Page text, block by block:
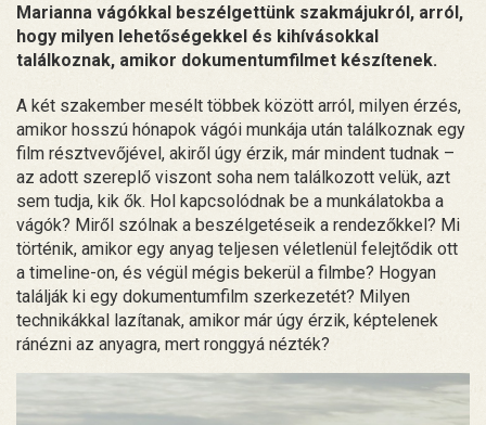
Marianna vágókkal beszélgettünk szakmájukról, arról,
hogy milyen lehetőségekkel és kihívásokkal
találkoznak, amikor dokumentumfilmet készítenek.
A két szakember mesélt többek között arról, milyen érzés,
amikor hosszú hónapok vágói munkája után találkoznak egy
film résztvevőjével, akiről úgy érzik, már mindent tudnak –
az adott szereplő viszont soha nem találkozott velük, azt
sem tudja, kik ők. Hol kapcsolódnak be a munkálatokba a
vágók? Miről szólnak a beszélgetéseik a rendezőkkel? Mi
történik, amikor egy anyag teljesen véletlenül felejtődik ott
a timeline-on, és végül mégis bekerül a filmbe? Hogyan
találják ki egy dokumentumfilm szerkezetét? Milyen
technikákkal lazítanak, amikor már úgy érzik, képtelenek
ránézni az anyagra, mert ronggyá nézték?